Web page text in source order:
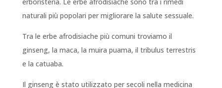
erboristeria. Le erbe afrodisiache sono tra i rimedi
naturali più popolari per migliorare la salute sessuale.
Tra le erbe afrodisiache più comuni troviamo il
ginseng, la maca, la muira puama, il tribulus terrestris
e la catuaba.
Il ginseng è stato utilizzato per secoli nella medicina